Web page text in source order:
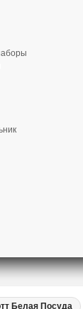
Белая Посуда